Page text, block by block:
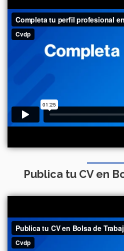
Publica tu CV en